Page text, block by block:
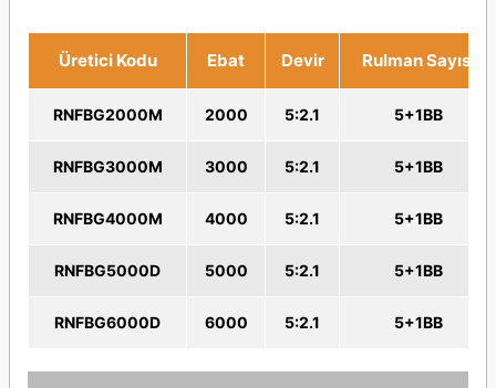
Üretici Kodu Ebat Devir Rulman Sayısı
RNFBG2000M 2000 5:2.1 5+1BB
RNFBG3000M 3000 5:2.1 5+1BB
RNFBG4000M 4000 5:2.1 5+1BB
RNFBG5000D 5000 5:2.1 5+1BB
RNFBG6000D 6000 5:2.1 5+1BB